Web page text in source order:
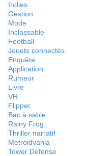
Indies
Gestion
Mode
Inclassable
Football
Jouets connectés
Enquête
Application
Rumeur
Livre
VR
Flipper
Bac à sable
Rainy Frog
Thriller narratif
Metroidvania
Tower Defense